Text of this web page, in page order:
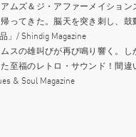
アムズ＆ジ・アファーメイショ
ってきた。脳天を突き刺し、
」/ Shindig Magazine
ムスの雄叫びが再び鳴り響く。
至福のレトロ・サウンド！間違
& Soul Magazine